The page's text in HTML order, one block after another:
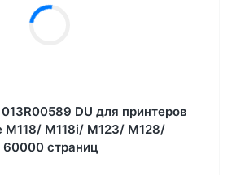
DU для принтеров
M118/ M118i/ M123/ M128/
60000 страниц